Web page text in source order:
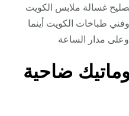
غسالة ملابس الكويت
طباخات الكويت أينما
مدار الساعة
ضاحية